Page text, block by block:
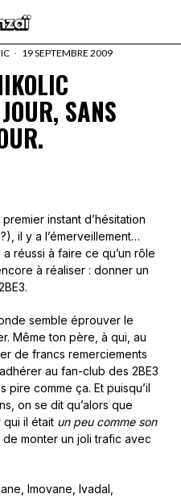
19 SEPTEMBRE 2009
SANS
instant d’hésitation
il y a l’émerveillement…
réussi à faire ce qu’un rôle
à réaliser : donner un
semble éprouver le
Même ton père, à qui, au
de francs remerciements
au fan-club des 2BE3
pire comme ça. Et puisqu’il
on se dit qu’alors que
qui il était un peu comme son
monter un joli trafic avec
Imovane, Ivadal,